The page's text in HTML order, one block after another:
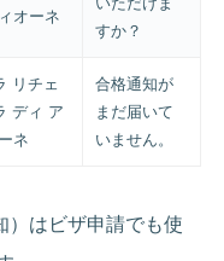
オーネ
すか？
リチェ
ディ ア
ネ
合格通知が
まだ届いて
いません。
）はビザ申請でも使